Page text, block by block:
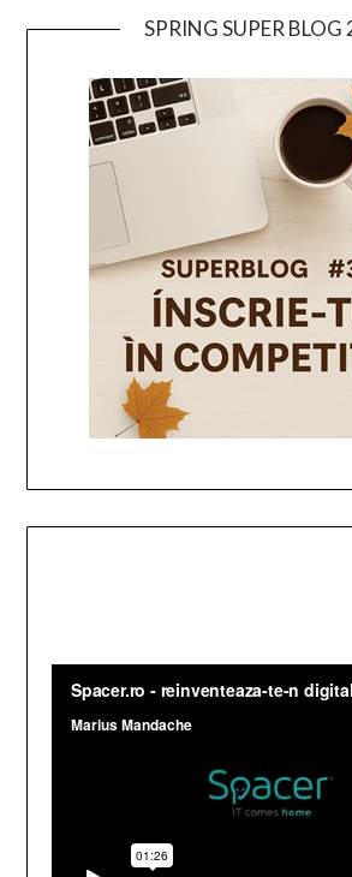
SPRING SUPER BLOG